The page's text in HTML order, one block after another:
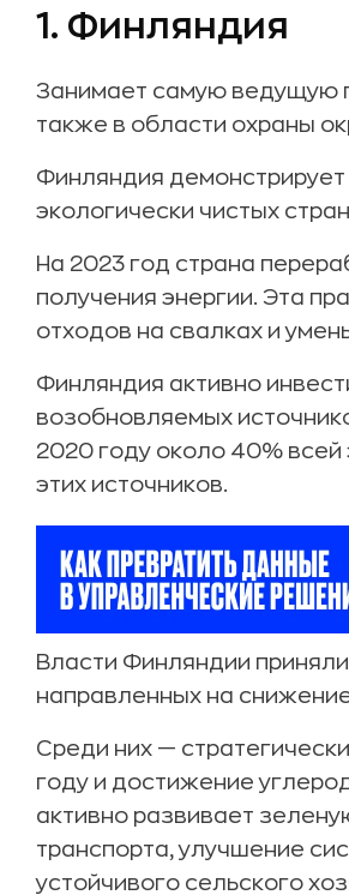
1. Финляндия
Занимает самую ведущую
также в области охраны
Финляндия
экологически чистых
На 2023 год страна
получения энергии. Эта
отходов на свалках и
Финляндия активно
возобновляемых
2020 году около 40% всей
этих источников.
Власти Финляндии
направленных на
Среди них —
году и достижение
активно развивает
транспорта, улучшение
устойчивого сельского